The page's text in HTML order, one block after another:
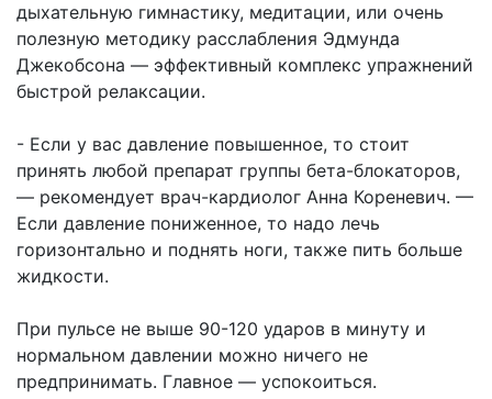
дыхательную гимнастику, медитации, или очень
полезную методику расслабления Эдмунда
Джекобсона — эффективный комплекс упражнений
быстрой релаксации.
- Если у вас давление повышенное, то стоит
принять любой препарат группы бета-блокаторов,
— рекомендует врач-кардиолог Анна Кореневич. —
Если давление пониженное, то надо лечь
горизонтально и поднять ноги, также пить больше
жидкости.
При пульсе не выше 90-120 ударов в минуту и
нормальном давлении можно ничего не
предпринимать. Главное — успокоиться.